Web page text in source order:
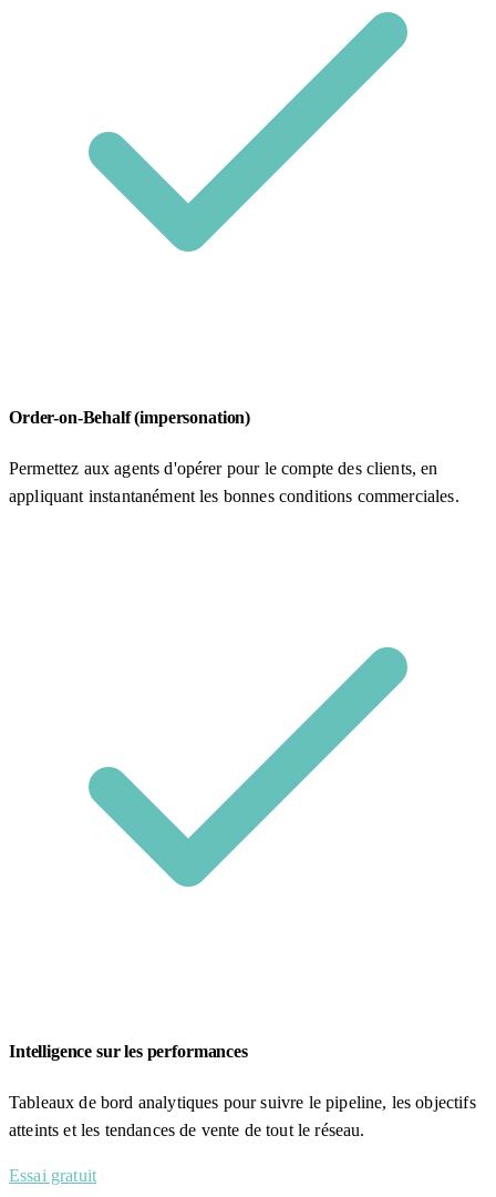
Order-on-Behalf (impersonation)
Permettez aux agents d'opérer pour le compte des clients, en
appliquant instantanément les bonnes conditions commerciales.
Intelligence sur les performances
Tableaux de bord analytiques pour suivre le pipeline, les objectifs
atteints et les tendances de vente de tout le réseau.
Essai gratuit